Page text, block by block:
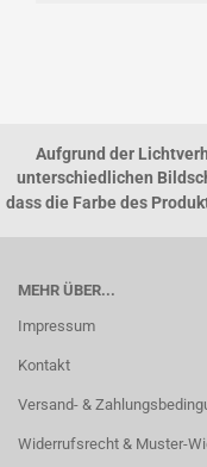
Aufgrund der
unterschiedlichen
dass die Farbe des
MEHR ÜBER...
Impressum
Kontakt
Versand- &
Widerrufsrecht & Muster-